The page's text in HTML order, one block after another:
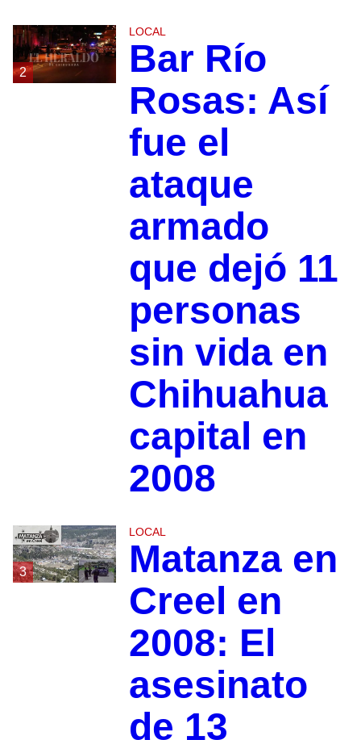
2
LOCAL
Bar Río
Rosas: Así
fue el
ataque
armado
que dejó 11
personas
sin vida en
Chihuahua
capital en
2008
3
LOCAL
Matanza en
Creel en
2008: El
asesinato
de 13